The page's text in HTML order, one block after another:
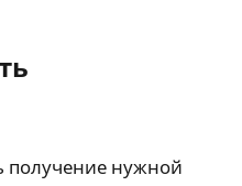
получение нужной